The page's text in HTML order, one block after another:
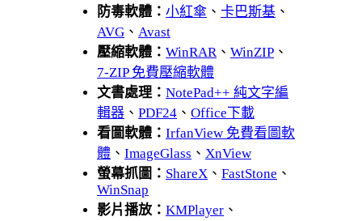
防毒軟體： 小紅傘 、 卡巴斯基 、
AVG 、 Avast
壓縮軟體： WinRAR、 WinZIP 、
7-ZIP 免費壓縮軟體
文書處理： NotePad++ 純文字編
輯器 、 PDF24 、 Office下載
看圖軟體： IrfanView 免費看圖軟
體 、 ImageGlass 、 XnView
螢幕抓圖： ShareX 、 FastStone 、
WinSnap
影片播放： KMPlayer 、